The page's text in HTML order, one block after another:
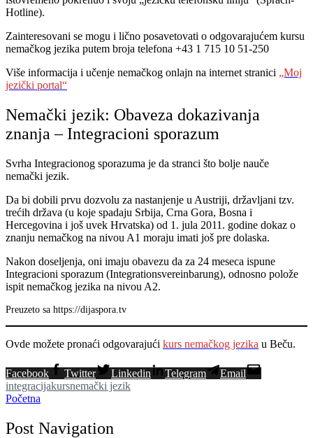
Hotline).
Zainteresovani se mogu i lično posavetovati o odgovarajućem kursu
nemačkog jezika putem broja telefona +43 1 715 10 51-250
Više informacija i učenje nemačkog onlajn na internet stranici „Moj
jezički portal“
Nemački jezik: Obaveza dokazivanja
znanja – Integracioni sporazum
Svrha Integracionog sporazuma je da stranci što bolje nauče
nemački jezik.
Da bi dobili prvu dozvolu za nastanjenje u Austriji, državljani tzv.
trećih država (u koje spadaju Srbija, Crna Gora, Bosna i
Hercegovina i još uvek Hrvatska) od 1. jula 2011. godine dokaz o
znanju nemačkog na nivou A1 moraju imati još pre dolaska.
Nakon doseljenja, oni imaju obavezu da za 24 meseca ispune
Integracioni sporazum (Integrationsvereinbarung), odnosno polože
ispit nemačkog jezika na nivou A2.
Preuzeto sa https://dijaspora.tv
Ovde možete pronaći odgovarajući kurs nemačkog jezika u Beču.
Facebook Twitter Linkedin Telegram
Email
integracijakursnemački jezik
Početna
Post Navigation